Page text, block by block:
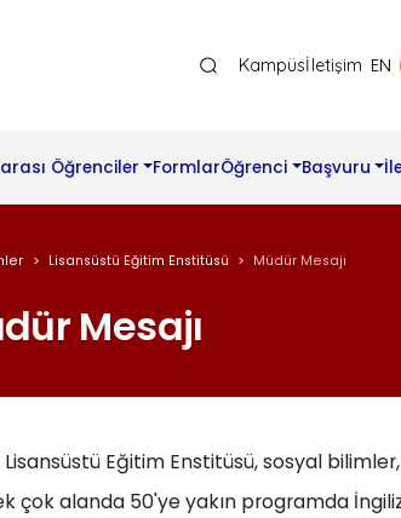
Ana Gezinti Menüsü Üst
Kampüsİletişim EN
Öğrenciler FormlarÖğrenci Başvuru
Lisansüstü Eğitim Enstitüsü Müdür Mesajı
Mesajı
Lisansüstü Eğitim Enstitüsü, sosyal
çok alanda 50'ye yakın programda